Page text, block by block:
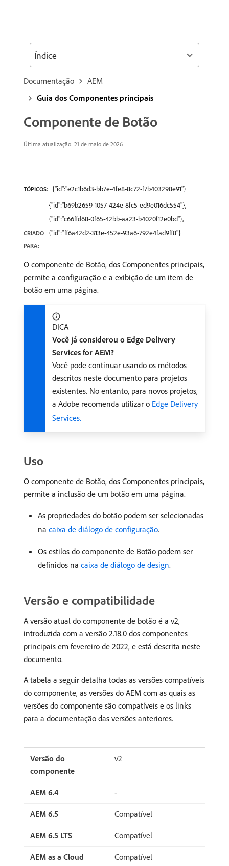
Documentação
AEM
Guia dos Componentes principais
Componente de Botão
Última atualização: 21 de maio de 2026
TÓPICOS: {"id":"e2c1b6d3-bb7e-4fe8-8c72-f7b403298e91"}
CRIADO
PARA:
{"id":"b69b2659-1057-424e-8fc5-ed9e016dc554"},
{"id":"c66ffd68-0f65-42bb-aa23-b4020f12e0bd"},
{"id":"ff6a42d2-313e-452e-93a6-792e4fad9ff8"}
O componente de Botão, dos Componentes principais,
permite a configuração e a exibição de um item de
botão em uma página.
DICA
Você já considerou o Edge Delivery
Services for AEM?
Você pode continuar usando os métodos
descritos neste documento para projetos
existentes. No entanto, para novos projetos,
a Adobe recomenda utilizar o Edge Delivery
Services.
Uso
O componente de Botão, dos Componentes principais,
permite a inclusão de um botão em uma página.
As propriedades do botão podem ser selecionadas
na caixa de diálogo de configuração.
Os estilos do componente de Botão podem ser
definidos na caixa de diálogo de design.
Versão e compatibilidade
A versão atual do componente de botão é a v2,
introduzida com a versão 2.18.0 dos componentes
principais em fevereiro de 2022, e está descrita neste
documento.
A tabela a seguir detalha todas as versões compatíveis
do componente, as versões do AEM com as quais as
versões do componente são compatíveis e os links
para a documentação das versões anteriores.
v2
-
Compatível
Compatível
Compatível
Índice